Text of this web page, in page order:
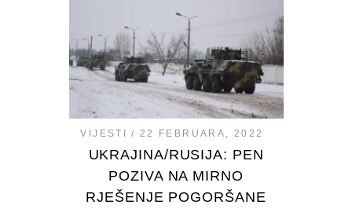
VIJESTI 22 FEBRUARA, 2022
UKRAJINA/RUSIJA: PEN
POZIVA NA MIRNO
RJEŠENJE POGORŠANE